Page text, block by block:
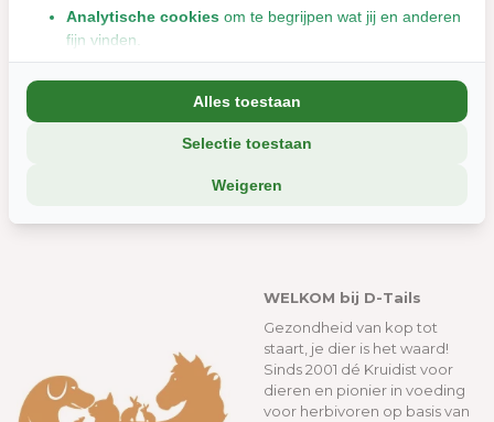
D-tails
Apolloweg 64
8239DA Lelystad
SKAL: 108182 / NL-BIO-01
WELKOM bij D-Tails
Gezondheid van kop tot
staart, je dier is het waard!
Sinds 2001 dé Kruidist voor
dieren en pionier in voeding
voor herbivoren op basis van
Analytische cookies om te begrijpen wat jij en anderen
fijn vinden.
Marketingcookiesom jou relevante informatie en
aanbiedingen te tonen.
We delen soms gegevens met partners (zoals social media en
deelt, of die ze elders van je hebben.
Weigeren
Selectie toestaan
Alles toestaan